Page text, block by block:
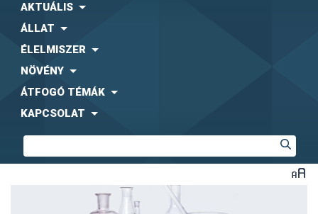
AKTUÁLIS
ÁLLAT
ÉLELMISZER
NÖVÉNY
ÁTFOGÓ TÉMÁK
KAPCSOLAT